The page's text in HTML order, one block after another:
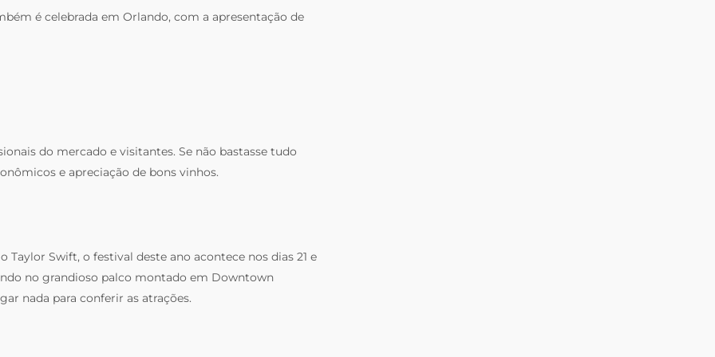
é celebrada em Orlando, com a apresentação de
do mercado e visitantes. Se não bastasse tudo
e apreciação de bons vinhos.
Swift, o festival deste ano acontece nos dias 21 e
no grandioso palco montado em Downtown
nada para conferir as atrações.